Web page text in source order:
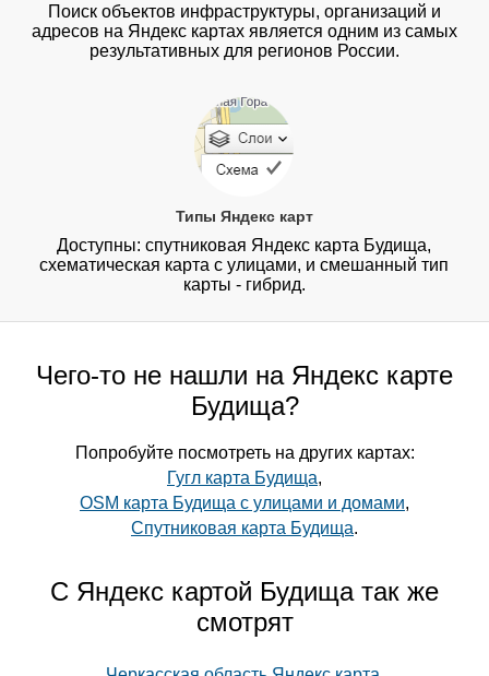
Поиск объектов инфраструктуры, организаций и
адресов на Яндекс картах является одним из самых
результативных для регионов России.
Типы Яндекс карт
Доступны: спутниковая Яндекс карта Будища,
схематическая карта с улицами, и смешанный тип
карты - гибрид.
Чего-то не нашли на Яндекс карте
Будища?
Попробуйте посмотреть на других картах:
Гугл карта Будища,
OSM карта Будища с улицами и домами,
Спутниковая карта Будища.
С Яндекс картой Будища так же
смотрят